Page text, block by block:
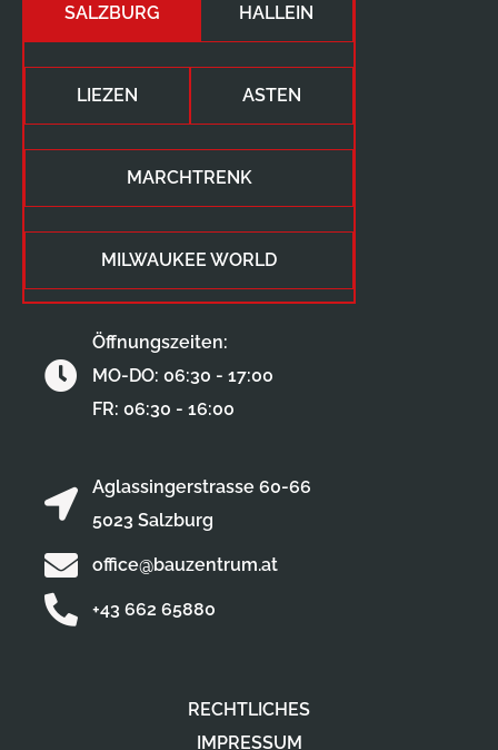
RECHTLICHES
IMPRESSUM
SALZBURG HALLEIN
LIEZEN ASTEN
MARCHTRENK
MILWAUKEE WORLD
Aglassingerstrasse 60-66
5023 Salzburg
office@bauzentrum.at
+43 662 65880
Öffnungszeiten:
MO-DO: 06:30 - 17:00
FR: 06:30 - 16:00